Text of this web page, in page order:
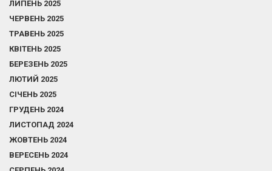
ЛИПЕНЬ 2025
ЧЕРВЕНЬ 2025
ТРАВЕНЬ 2025
КВІТЕНЬ 2025
БЕРЕЗЕНЬ 2025
ЛЮТИЙ 2025
СІЧЕНЬ 2025
ГРУДЕНЬ 2024
ЛИСТОПАД 2024
ЖОВТЕНЬ 2024
ВЕРЕСЕНЬ 2024